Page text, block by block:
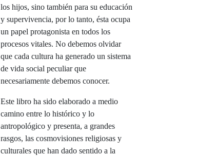
los hijos, sino también para su educación
y supervivencia, por lo tanto, ésta ocupa
un papel protagonista en todos los
procesos vitales. No debemos olvidar
que cada cultura ha generado un sistema
de vida social peculiar que
necesariamente debemos conocer.
Este libro ha sido elaborado a medio
camino entre lo histórico y lo
antropológico y presenta, a grandes
rasgos, las cosmovisiones religiosas y
culturales que han dado sentido a la